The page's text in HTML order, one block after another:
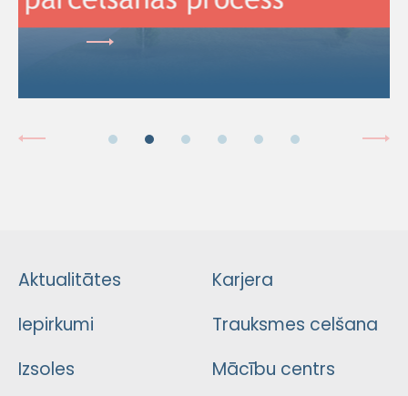
Aktualitātes
Iepirkumi
Izsoles
Karjera
Trauksmes celšana
Mācību centrs